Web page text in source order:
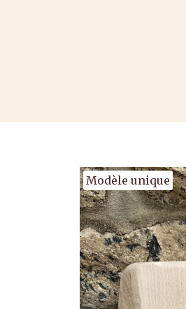
Modèle unique